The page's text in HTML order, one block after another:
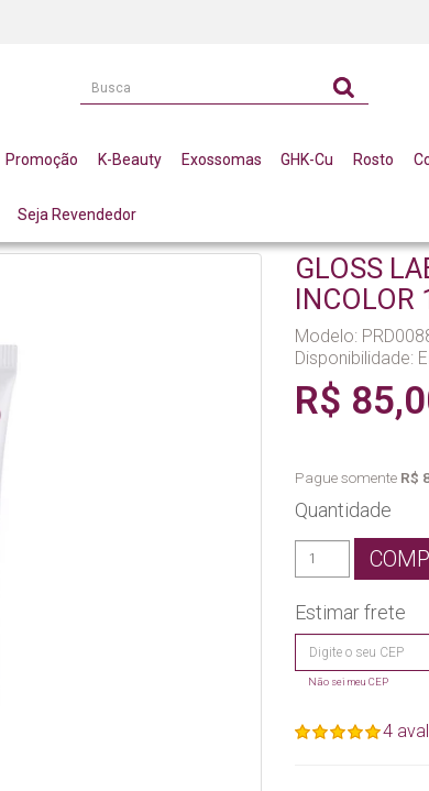
Promoção K-Beauty Exossomas GHK-Cu Rosto
Seja Revendedor
LABIAL COM ACIDO HIALURONICO INCOLOR 10G LA VERTUAN (C)
GLOSS
INCOLOR
Modelo:
Disponibilidade:
R$
Pague somente R$
Quantidade
Estimar frete
Não sei meu CEP
4